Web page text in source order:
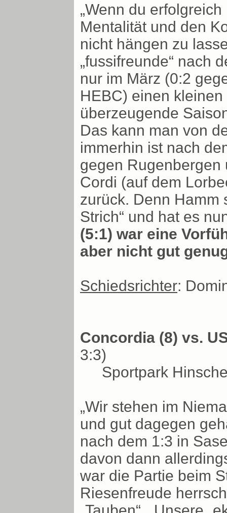
„Wenn du
Mentalität und den
nicht hängen zu
„fussifreunde“ nach
nur im März (0:2
HEBC) einen
überzeugende
Das kann man von
immerhin ist nach
gegen Rugenbergen
Cordi (auf dem
zurück. Denn Hamm
Strich“ und hat es
(5:1) war eine
aber nicht gut
Schiedsrichter:
Concordia (8) vs.
3:3)
Sportpark
„Wir stehen im
und gut dagegen
nach dem 1:3 in
davon dann
war die Partie beim
Riesenfreude